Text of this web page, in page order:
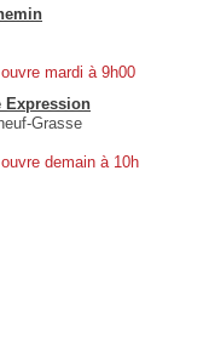
mardi à 9h00
Expression
Grasse
demain à 10h